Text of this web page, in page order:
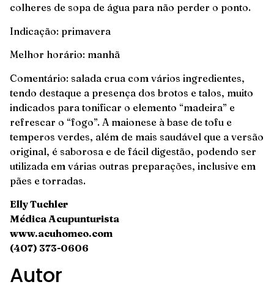
colheres de sopa de água para não perder o ponto.
Indicação: primavera
Melhor horário: manhã
Comentário: salada crua com vários ingredientes,
tendo destaque a presença dos brotos e talos, muito
indicados para tonificar o elemento “madeira” e
refrescar o “fogo”. A maionese à base de tofu e
temperos verdes, além de mais saudável que a versão
original, é saborosa e de fácil digestão, podendo ser
utilizada em várias outras preparações, inclusive em
pães e torradas.
Elly Tuchler
Médica Acupunturista
www.acuhomeo.com
(407) 373-0606
Autor